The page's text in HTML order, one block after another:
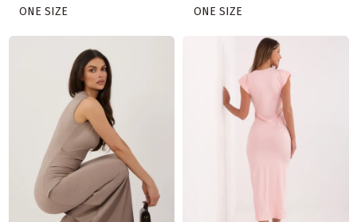
ONE SIZE ONE SIZE